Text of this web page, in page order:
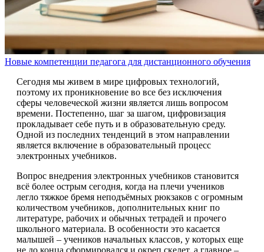
Новые компетенции педагога для дистанционного обучения
Сегодня мы живем в мире цифровых технологий,
поэтому их проникновение во все без исключения
сферы человеческой жизни является лишь вопросом
времени. Постепенно, шаг за шагом, цифровизация
прокладывает себе путь и в образовательную среду.
Одной из последних тенденций в этом направлении
является включение в образовательный процесс
электронных учебников.
Вопрос внедрения электронных учебников становится
всё более острым сегодня, когда на плечи учеников
легло тяжкое бремя неподъёмных рюкзаков с огромным
количеством учебников, дополнительных книг по
литературе, рабочих и обычных тетрадей и прочего
школьного материала. В особенности это касается
малышей – учеников начальных классов, у которых еще